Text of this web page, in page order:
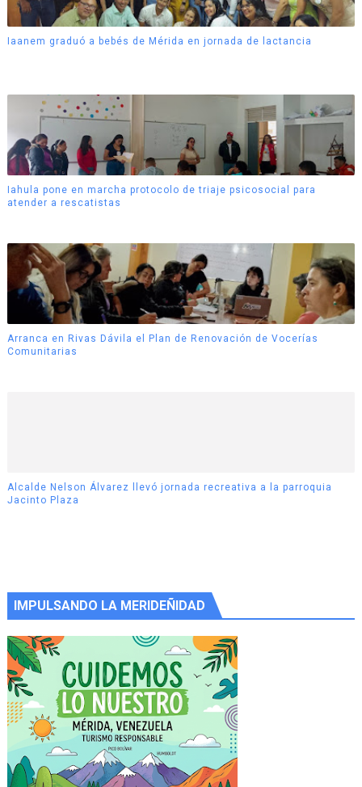
Iaanem graduó a bebés de Mérida en jornada de lactancia
Iahula pone en marcha protocolo de triaje psicosocial para
atender a rescatistas
Arranca en Rivas Dávila el Plan de Renovación de Vocerías
Comunitarias
Alcalde Nelson Álvarez llevó jornada recreativa a la parroquia
Jacinto Plaza
IMPULSANDO LA MERIDEÑIDAD